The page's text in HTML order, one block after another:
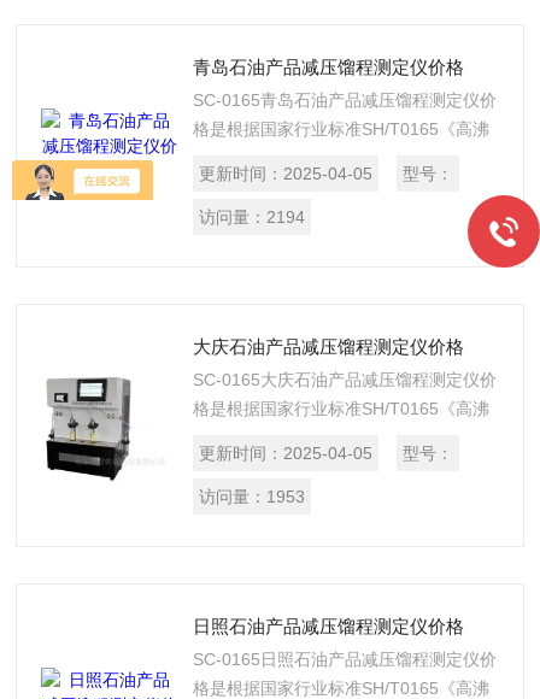
青岛石油产品减压馏程测定仪价格
SC-0165青岛石油产品减压馏程测定仪价
格是根据国家行业标准SH/T0165《高沸
制造的。是一款用于测定高粘度石油产品
馏程的仪器。适用于测定蜡油和润滑油等
高沸点范围的石油产品，用减压蒸馏法测
更新时间： 2025-04-05 型号：
访问量： 2194
大庆石油产品减压馏程测定仪价格
SC-0165大庆石油产品减压馏程测定仪价
格是根据国家行业标准SH/T0165《高沸
制造的。是一款用于测定高粘度石油产品
馏程的仪器。适用于测定蜡油和润滑油等
更新时间： 2025-04-05 型号：
访问量： 1953
日照石油产品减压馏程测定仪价格
SC-0165日照石油产品减压馏程测定仪价
格是根据国家行业标准SH/T0165《高沸